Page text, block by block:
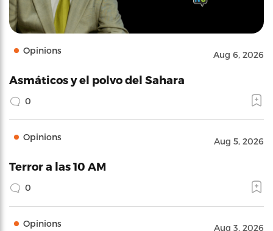
Opinions Aug 6, 2026
Asmáticos y el polvo del Sahara
0
Opinions Aug 5, 2026
Terror a las 10 AM
0
Opinions Aug 3, 2026